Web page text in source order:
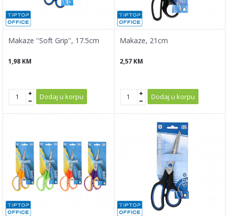
Makaze ''Soft Grip'', 17.5cm
1,98 KM
Dodaj u korpu
Makaze, 21cm
2,57 KM
Dodaj u korpu